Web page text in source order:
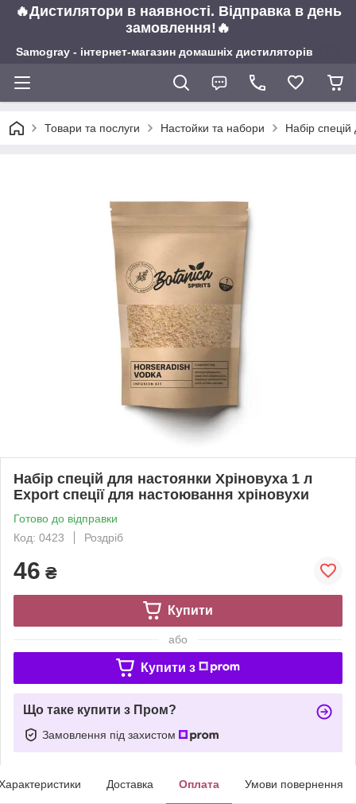
🔥Дистилятори в наявності. Відправка в день
замовлення!🔥
Samogray - інтернет-магазин домашніх дистиляторів
Товари та послуги Настойки та набори Набір
Набір спецій для настоянки Хріновуха 1 л
Export спеції для настоювання хріновухи
Готово до відправки
Код: 0423
Роздріб
46 ₴
Купити
або
Купити з
Що таке купити з Пром?
Замовлення під захистом
Доставка Оплата Умови повернення